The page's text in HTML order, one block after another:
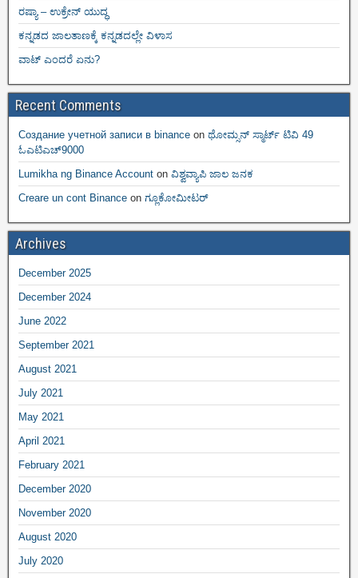
ರಷ್ಯಾ – ಉಕ್ರೇನ್ ಯುದ್ಧ
ಕನ್ನಡದ ಜಾಲತಾಣಕ್ಕೆ ಕನ್ನಡದಲ್ಲೇ ವಿಳಾಸ
ವಾಟ್ ಎಂದರೆ ಏನು?
Recent Comments
Создание учетной записи в binance on ಥೋಮ್ಸನ್ ಸ್ಮಾರ್ಟ್‌ ಟಿವಿ 49
ಓಎಟಿಎಚ್9000
Lumikha ng Binance Account on ವಿಶ್ವವ್ಯಾಪಿ ಜಾಲ ಜನಕ
Creare un cont Binance on ಗ್ಲೂಕೋಮೀಟರ್
Archives
December 2025
December 2024
June 2022
September 2021
August 2021
July 2021
May 2021
April 2021
February 2021
December 2020
November 2020
August 2020
July 2020